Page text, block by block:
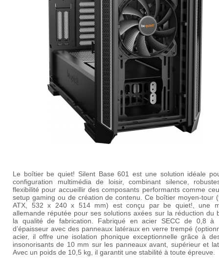
Le boîtier be quiet! Silent Base 601 est une solution idéale
configuration multimédia de loisir, combinant silence,
flexibilité pour accueillir des composants performants comme
setup gaming ou de création de contenu. Ce boîtier moyen-tour
ATX, 532 x 240 x 514 mm) est conçu par be quiet!, une
allemande réputée pour ses solutions axées sur la réduction du
la qualité de fabrication. Fabriqué en acier SECC de 0,8 à
d’épaisseur avec des panneaux latéraux en verre trempé
acier, il offre une isolation phonique exceptionnelle grâce à
insonorisants de 10 mm sur les panneaux avant, supérieur et
Avec un poids de 10,5 kg, il garantit une stabilité à toute épreuve.